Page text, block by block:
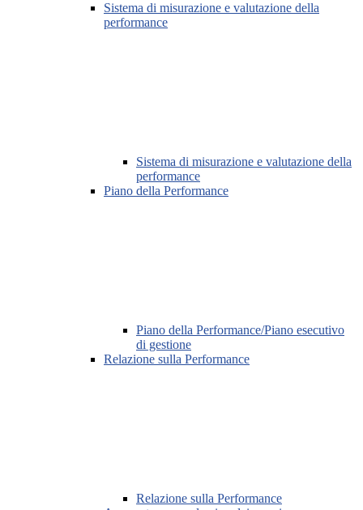
Sistema di misurazione e valutazione della
performance
Sistema di misurazione e valutazione della
performance
Piano della Performance
Piano della Performance/Piano esecutivo
di gestione
Relazione sulla Performance
Relazione sulla Performance